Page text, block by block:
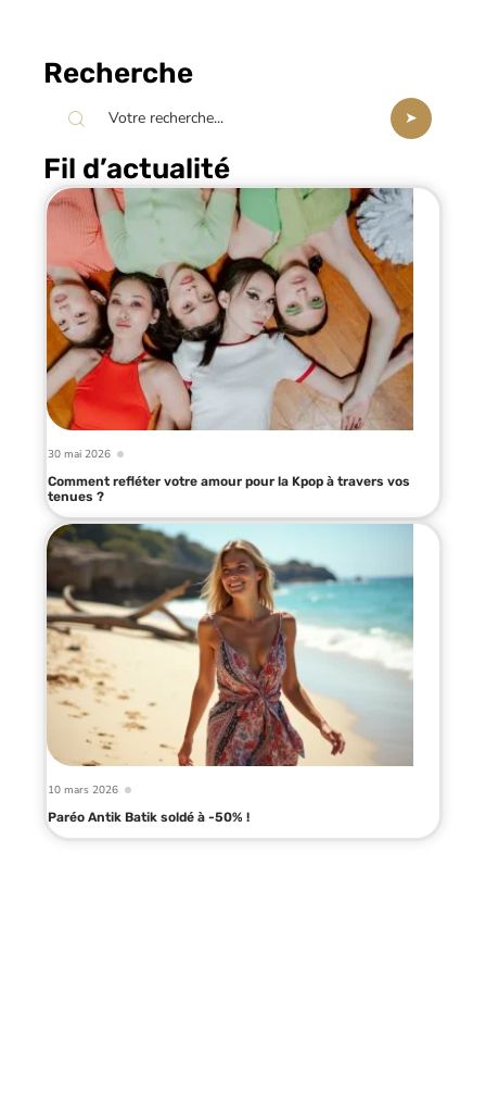
Recherche
Fil d’actualité
30 mai 2026
Comment refléter votre amour pour la Kpop à travers vos
tenues ?
10 mars 2026
Paréo Antik Batik soldé à -50% !